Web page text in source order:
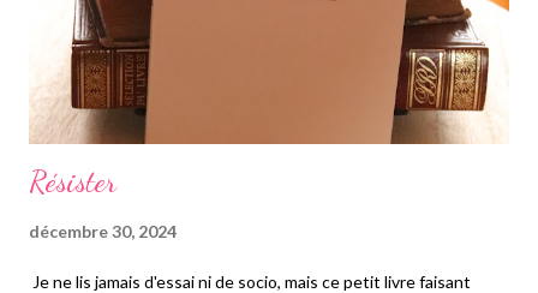
Résister
décembre 30, 2024
Je ne lis jamais d'essai ni de socio, mais ce petit livre faisant